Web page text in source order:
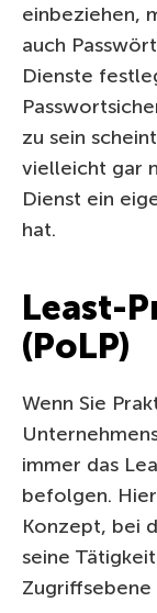
einbeziehen,
auch
Dienste
zu sein
vielleicht gar
Dienst ein
hat.
Least-
(PoLP)
Wenn Sie
immer das
befolgen.
Konzept, bei
seine